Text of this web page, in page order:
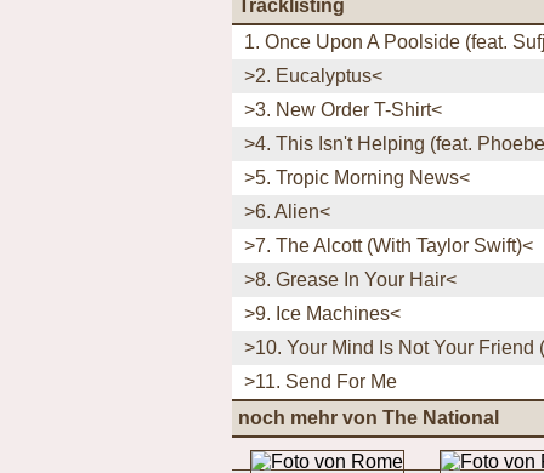
Tracklisting
1. Once Upon A Poolside (feat.
>2. Eucalyptus<
>3. New Order T-Shirt<
>4. This Isn't Helping (feat.
>5. Tropic Morning News<
>6. Alien<
>7. The Alcott (With Taylor Swift)<
>8. Grease In Your Hair<
>9. Ice Machines<
>10. Your Mind Is Not Your Friend
>11. Send For Me
noch mehr von The National